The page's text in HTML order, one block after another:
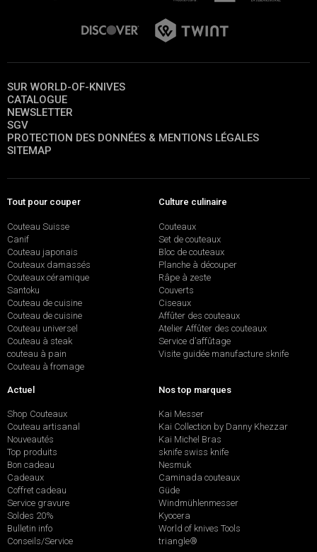
SUR WORLD-OF-KNIVES
CATALOGUE
NEWSLETTER
SGV
PROTECTION DES DONNÉES & MENTIONS LÉGALES
SITEMAP
Tout pour couper
Couteau Suisse
Canif
Couteau japonais
Couteaux damassés
Couteaux céramique
Santoku
Couteau de cuisine
Couteau de cuisine
Couteau universel
Couteau à steak
couteau à pain
Couteau à fromage
Culture culinaire
Couteaux
Set de couteaux
Bloc de couteaux
Planche à découper
Râpe à zeste
Couverts
Ciseaux
Affûter des couteaux
Atelier Affûter des couteaux
Service d’affûtage
Visite guidée manufacture sknife
Actuel
Shop Couteaux
Couteau artisanal
Nouveautés
Top produits
Bon cadeau
Cadeaux
Coffret cadeau
Service gravure
Soldes 20%
Bulletin info
Conseils/Service
Nos top marques
Kai Messer
Kai Collection by Danny Khezzar
Kai Michel Bras
sknife swiss knife
Nesmuk
Caminada couteaux
Güde
Windmühlenmesser
Kyocera
World of knives Tools
triangle®